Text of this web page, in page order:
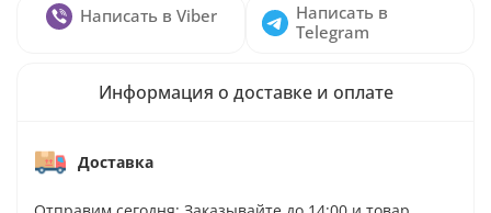
Написать в Viber
Написать в
Telegram
Информация о доставке и оплате
Доставка